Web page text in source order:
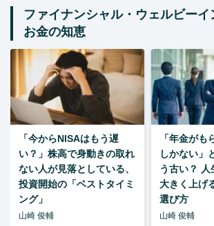
ファイナンシャル・ウェルビー
お金の知恵
「今からNISAはもう遅
い？」株高で身動きの取れ
ない人が見落としている、
投資開始の「ベストタイミ
ング」
山崎 俊輔
「年金がも
しかない」
う古い？ 人
大きく上げ
選び方
山崎 俊輔